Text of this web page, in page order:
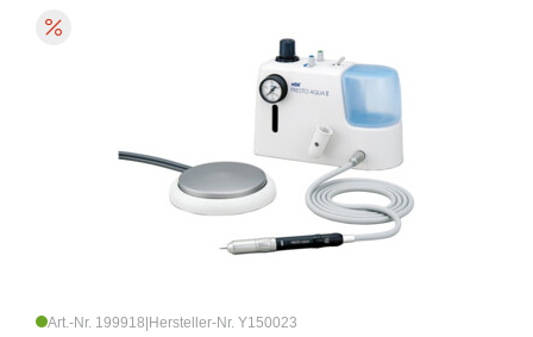
Art.-Nr. 199918 Hersteller-Nr. Y150023